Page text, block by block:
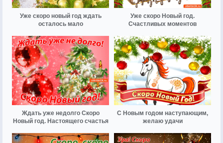
Уже скоро новый год ждать
осталось мало
Уже скоро Новый год.
Счастливых моментов
Ждать уже недолго Скоро
Новый год. Настоящего счастья
С Новым годом наступающим,
желаю удачи